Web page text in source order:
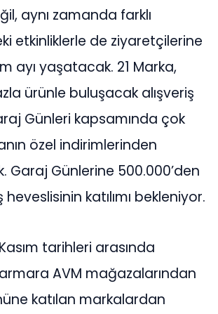
aynı zamanda farklı
etkinliklerle de ziyaretçilerine
ayı yaşatacak. 21 Marka,
ürünle buluşacak alışveriş
Günleri kapsamında çok
özel indirimlerinden
Garaj Günlerine 500.000’den
heveslisinin katılımı bekleniyor.
tarihleri arasında
AVM mağazalarından
katılan markalardan